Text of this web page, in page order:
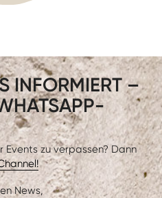
INFORMIERT –
Events zu verpassen? Dann
News,